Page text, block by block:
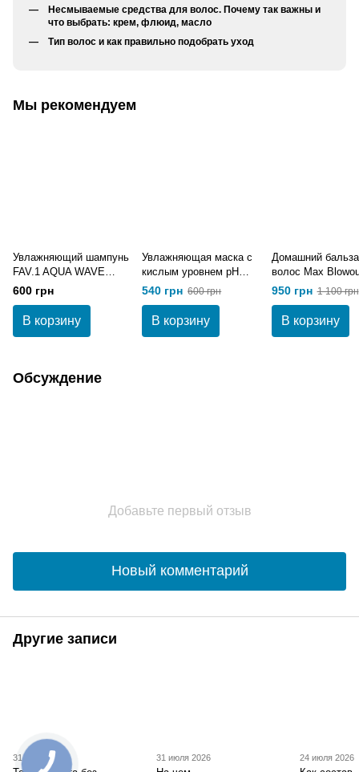
Несмываемые средства для волос. Почему так важны и
что выбрать: крем, флюид, масло
Тип волос и как правильно подобрать уход
Мы рекомендуем
Увлажняющий шампунь
FAV.1 AQUA WAVE
SHAMPOO 250 мл
600 грн
В корзину
Увлажняющая маска с
кислым уровнем pH
FAV.1 AQUA WAVE
MASK 250 мл
540 грн 600 грн
В корзину
Домашний
волос Max
мл
950 грн 1 100 грн
В корзину
Обсуждение
Добавьте первый отзыв
Новый комментарий
Другие записи
31 июля 2026 31 июля 2026 24 июля 2026